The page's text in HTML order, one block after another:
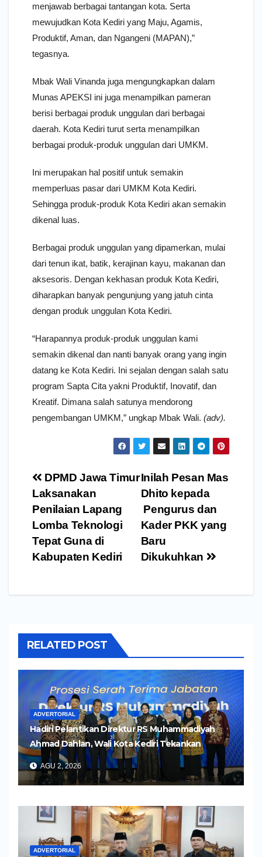
menjawab berbagai tantangan kota. Serta
mewujudkan Kota Kediri yang Maju, Agamis,
Produktif, Aman, dan Ngangeni (MAPAN),”
tegasnya.
Mbak Wali Vinanda juga mengungkapkan dalam
Munas APEKSI ini juga menampilkan pameran
berisi berbagai produk unggulan dari berbagai
daerah. Kota Kediri turut serta menampilkan
berbagai produk-produk unggulan dari UMKM.
Ini merupakan hal positif untuk semakin
memperluas pasar dari UMKM Kota Kediri.
Sehingga produk-produk Kota Kediri akan semakin
dikenal luas.
Berbagai produk unggulan yang dipamerkan, mulai
dari tenun ikat, batik, kerajinan kayu, makanan dan
aksesoris. Dengan kekhasan produk Kota Kediri,
diharapkan banyak pengunjung yang jatuh cinta
dengan produk unggulan Kota Kediri.
“Harapannya produk-produk unggulan kami
semakin dikenal dan nanti banyak orang yang ingin
datang ke Kota Kediri. Ini sejalan dengan salah satu
program Sapta Cita yakni Produktif, Inovatif, dan
Kreatif. Dimana salah satunya mendorong
pengembangan UMKM,” ungkap Mbak Wali. (adv).
Navigasi
pos
Inilah Pesan Mas
Dhito kepada
Pengurus dan
Kader PKK yang
Baru
Dikukuhkan
DPMD Jawa Timur
Laksanakan
Penilaian Lapang
Lomba Teknologi
Tepat Guna di
Kabupaten Kediri
RELATED POST
ADVERTORIAL
Hadiri Pelantikan Direktur RS Muhammadiyah
Ahmad Dahlan, Wali Kota Kediri Tekankan
Pelayanan Kesehatan yang Humanis
AGU 2, 2026
ADVERTORIAL